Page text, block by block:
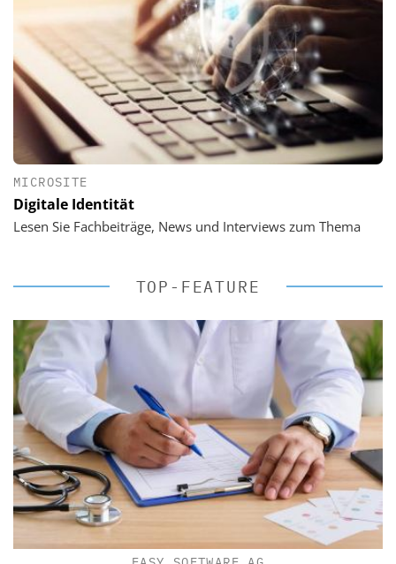
MICROSITE
Digitale Identität
Lesen Sie Fachbeiträge, News und Interviews zum Thema
TOP-FEATURE